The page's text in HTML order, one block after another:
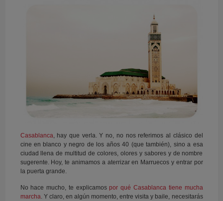
Casablanca, hay que verla. Y no, no nos referimos al clásico del
cine en blanco y negro de los años 40 (que también), sino a esa
ciudad llena de multitud de colores, olores y sabores y de nombre
sugerente. Hoy, te animamos a aterrizar en Marruecos y entrar por
la puerta grande.
No hace mucho, te explicamos por qué Casablanca tiene mucha
marcha. Y claro, en algún momento, entre visita y baile, necesitarás